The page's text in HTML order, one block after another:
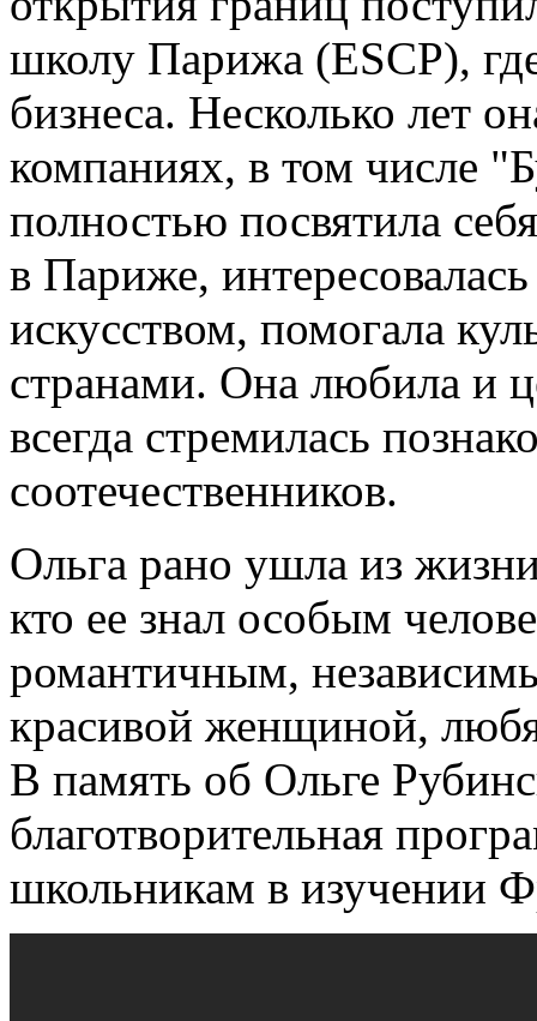
школу Парижа (ESCP),
бизнеса. Несколько лет
компаниях, в том числе
полностью посвятила
в Париже,
искусcтвом, помогала
странами. Она любила и
всегда стремилась
соотечественников.
Ольга рано ушла из
кто ее знал особым
романтичным,
красивой женщиной,
В память об Ольге
благотворительная
школьникам в изучении